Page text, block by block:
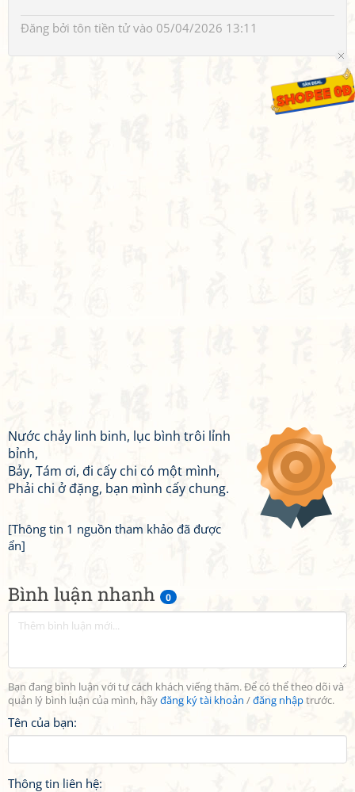
Bình luận nhanh 0
Bạn đang bình luận với tư cách khách viếng thăm. Để có thể theo dõi và
quản lý bình luận của mình, hãyđăng ký tài khoản /đăng nhậptrước.
Tên của bạn:
Thông tin liên hệ:
Đăng bởi tôn tiền tửvào 05/04/2026 13:11
Nước chảy linh binh, lục bình trôi lỉnh
bỉnh,
Bảy, Tám ơi, đi cấy chi có một mình,
Phải chi ở đặng, bạn mình cấy chung.
[Thông tin 1 nguồn tham khảo đã được
ẩn]